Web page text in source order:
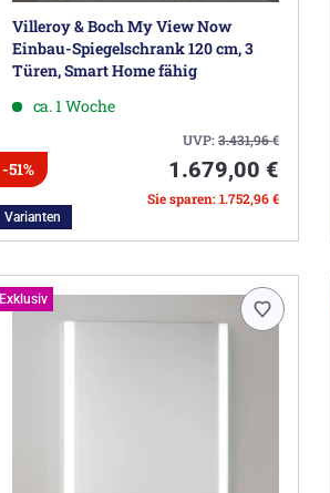
Villeroy & Boch My View Now
Einbau-Spiegelschrank 120 cm, 3
Türen, Smart Home fähig
ca. 1 Woche
UVP:3.431,96€
-51% 1.679,00 €
Sie sparen: 1.752,96 €
Varianten
Exklusiv